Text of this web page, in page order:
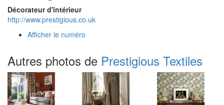
Décorateur d'intérieur
http://www.prestigious.co.uk
Afficher le numéro
Autres photos de Prestigious Textiles